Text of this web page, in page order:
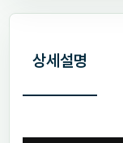
상세설명